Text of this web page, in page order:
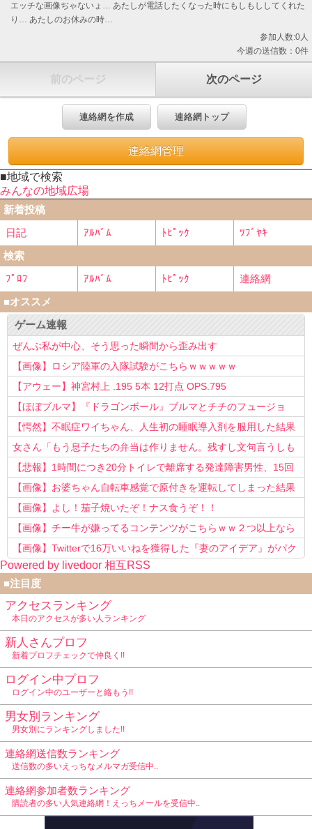
エッチな画像ぢゃないょ… あたしが電話したくなった時にもしもししてくれた
り… あたしのお休みの時…
参加人数:0人
今週の送信数：0件
前のページ 次のページ
連絡網を作成 連絡網トップ
連絡網管理
■地域で検索
みんなの地域広場
新着投稿
日記
ｱﾙﾊﾞﾑ ﾄﾋﾟｯｸ
ﾂﾌﾞﾔｷ
検索
ﾌﾟﾛﾌ
ｱﾙﾊﾞﾑ ﾄﾋﾟｯｸ
連絡網
■オススメ
ゲーム速報
ぜんぶ私が中心、そう思った瞬間から歪み出す
【画像】ロシア陸軍の入隊試験がこちらｗｗｗｗｗ
【アウェー】神宮村上 .195 5本 12打点 OPS.795
【ほぼブルマ】『ドラゴンボール』ブルマとチチのフュージョ
ン、クッソ可愛すぎるwwwwwww
【愕然】不眠症ワイちゃん、人生初の睡眠導入剤を服用した結果
ｗｗｗｗ
女さん「もう息子たちの弁当は作りません。残すし文句言うしも
う知らない！」
【悲報】1時間につき20分トイレで離席する発達障害男性、15回
以上転職を重ねてしまう
【画像】お婆ちゃん自転車感覚で原付きを運転してしまった結果
www
【画像】よし！茄子焼いたぞ！ナス食うぞ！！
【画像】チー牛が嫌ってるコンテンツがこちらｗｗ２つ以上なら
確定ｗｗ
【画像】Twitterで16万いいねを獲得した『妻のアイデア』がパク
リで草www
Powered by livedoor 相互RSS
■注目度
アクセスランキング
本日のアクセスが多い人ランキング
新人さんプロフ
新着プロフチェックで仲良く!!
ログイン中プロフ
ログイン中のユーザーと絡もう!!
男女別ランキング
男女別にランキングしました!!
連絡網送信数ランキング
送信数の多いえっちなメルマガ受信中..
連絡網参加者数ランキング
購読者の多い人気連絡網！えっちメールを受信中..